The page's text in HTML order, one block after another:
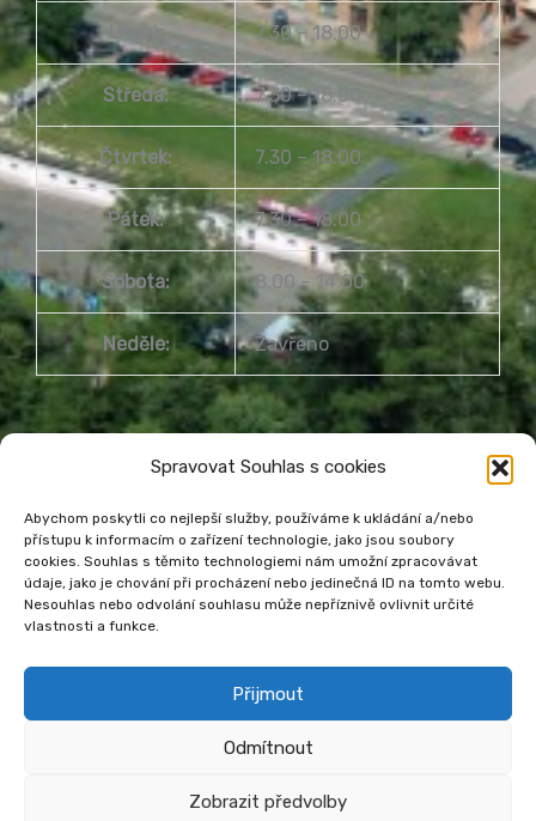
Spravovat Souhlas s cookies
Abychom poskytli co nejlepší služby, používáme k ukládání a/nebo
přístupu k informacím o zařízení technologie, jako jsou soubory
cookies. Souhlas s těmito technologiemi nám umožní zpracovávat
údaje, jako je chování při procházení nebo jedinečná ID na tomto webu.
Nesouhlas nebo odvolání souhlasu může nepříznivě ovlivnit určité
vlastnosti a funkce.
Přijmout
Odmítnout
Zobrazit předvolby
Úterý: 7.30 – 18.00
Středa: 7.30 – 18.00
Čtvrtek: 7.30 – 18.00
Pátek: 7.30 – 18.00
Sobota: 8.00 – 14.00
Neděle: Zavřeno
Městská knihovna Havířov
Prohlášení o přístupnosti webu
Zásady cookies